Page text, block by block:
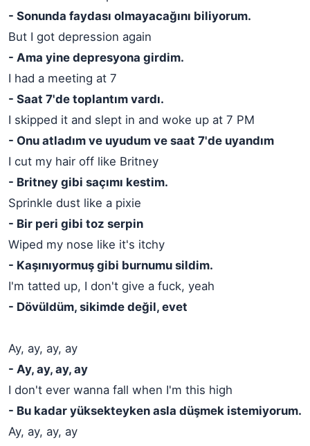
- Sonunda faydası olmayacağını biliyorum.
But I got depression again
- Ama yine depresyona girdim.
I had a meeting at 7
- Saat 7'de toplantım vardı.
I skipped it and slept in and woke up at 7 PM
- Onu atladım ve uyudum ve saat 7'de uyandım
I cut my hair off like Britney
- Britney gibi saçımı kestim.
Sprinkle dust like a pixie
- Bir peri gibi toz serpin
Wiped my nose like it's itchy
- Kaşınıyormuş gibi burnumu sildim.
I'm tatted up, I don't give a fuck, yeah
- Dövüldüm, sikimde değil, evet
Ay, ay, ay, ay
- Ay, ay, ay, ay
I don't ever wanna fall when I'm this high
- Bu kadar yüksekteyken asla düşmek istemiyorum.
Ay, ay, ay, ay